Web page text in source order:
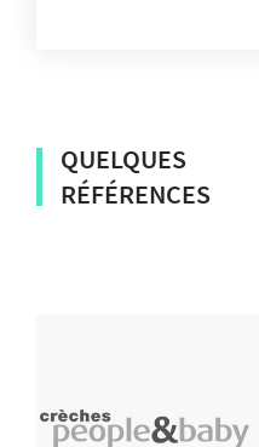
QUELQUES
RÉFÉRENCES